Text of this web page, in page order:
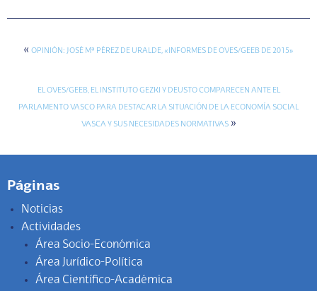
« OPINIÓN: JOSÉ Mª PÉREZ DE URALDE, «INFORMES DE OVES/GEEB DE 2015»
EL OVES/GEEB, EL INSTITUTO GEZKI Y DEUSTO COMPARECEN ANTE EL
PARLAMENTO VASCO PARA DESTACAR LA SITUACIÓN DE LA ECONOMÍA SOCIAL
VASCA Y SUS NECESIDADES NORMATIVAS»
Páginas
Noticias
Actividades
Área Socio-Económica
Área Jurídico-Política
Área Científico-Académica